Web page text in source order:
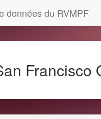
données du RVMPF
Francisco